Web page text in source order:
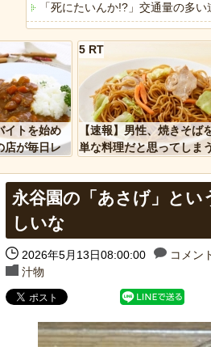
「死にたいんか!?」交通量の多
【疑問】スポーツ漫画で退部す
【昆虫食】食用コオロギビジネ
「アメリカのヤンキーがアジア
「あなたはアメリカを愛してい
ヒーローのサバイバルアクショ
【中国】パトカーの前で好演技
Powered by livedoor 相互RSS
イトを始め
店が毎日レ
5 RT
【速報】男性、焼きそば
単な料理だと思ってしまう
永谷園の「あさげ」と
しいな
2026年5月13日08:00:00
コメン
汁物